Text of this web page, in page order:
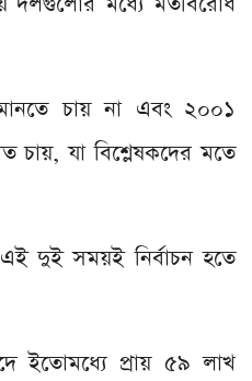
চায় না এবং ২০০১
চায়, যা বিশ্লেষকদের মতে
দুই সময়ই নির্বাচন হতে
ইতোমধ্যে প্রায় ৫৯ লাখ